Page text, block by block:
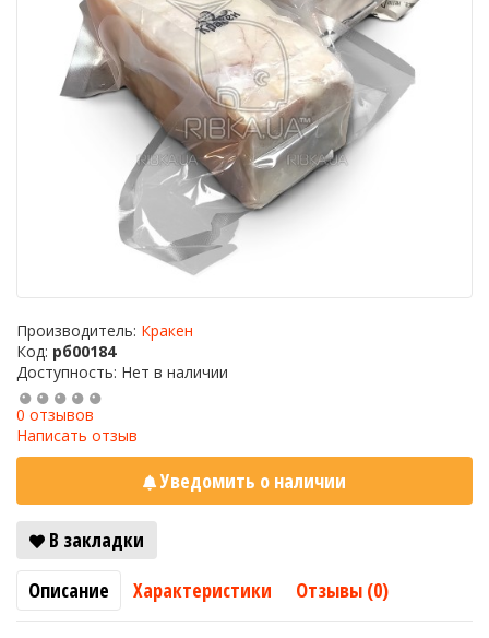
Производитель: Кракен
Код: рб00184
Доступность: Нет в наличии
0 отзывов
Написать отзыв
Уведомить о наличии
В закладки
Описание
Характеристики Отзывы (0)